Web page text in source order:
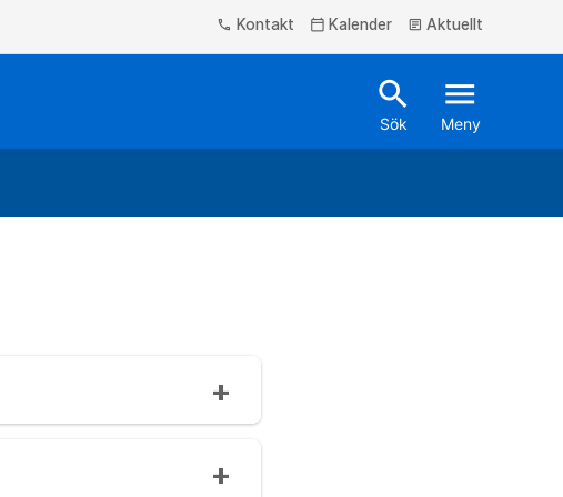
phone Kontakt calendar_today Kalender article Aktuellt
search
Sök
menu
Meny